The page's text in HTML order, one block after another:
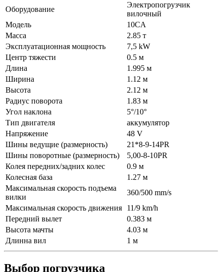
Оборудование
Электропогрузчик
вилочный
Модель
10CA
Масса
2.85 т
Эксплуатационная мощность
7,5 kW
Центр тяжести
0.5 м
Длина
1.995 м
Ширина
1.12 м
Высота
2.12 м
Радиус поворота
1.83 м
Угол наклона
5°/10°
Тип двигателя
аккумулятор
Напряжение
48 V
Шины ведущие (размерность)
21*8-9-14PR
Шины поворотные (размерность)
5,00-8-10PR
Колея передних/задних колес
0.9 м
Колесная база
1.27 м
Максимальная скорость подъема
вилки
360/500 mm/s
Максимальная скорость движения
11/9 km/h
Передний вылет
0.383 м
Высота мачты
4.03 м
Длинна вил
1 м
Выбор погрузчика